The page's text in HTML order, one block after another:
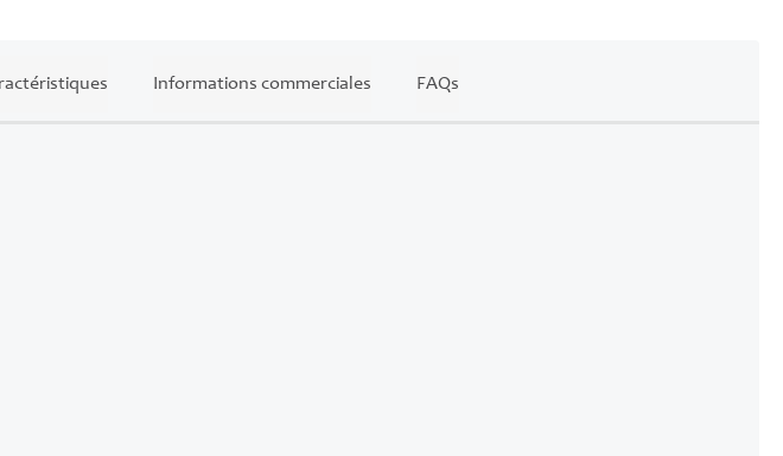
Informations commerciales FAQs